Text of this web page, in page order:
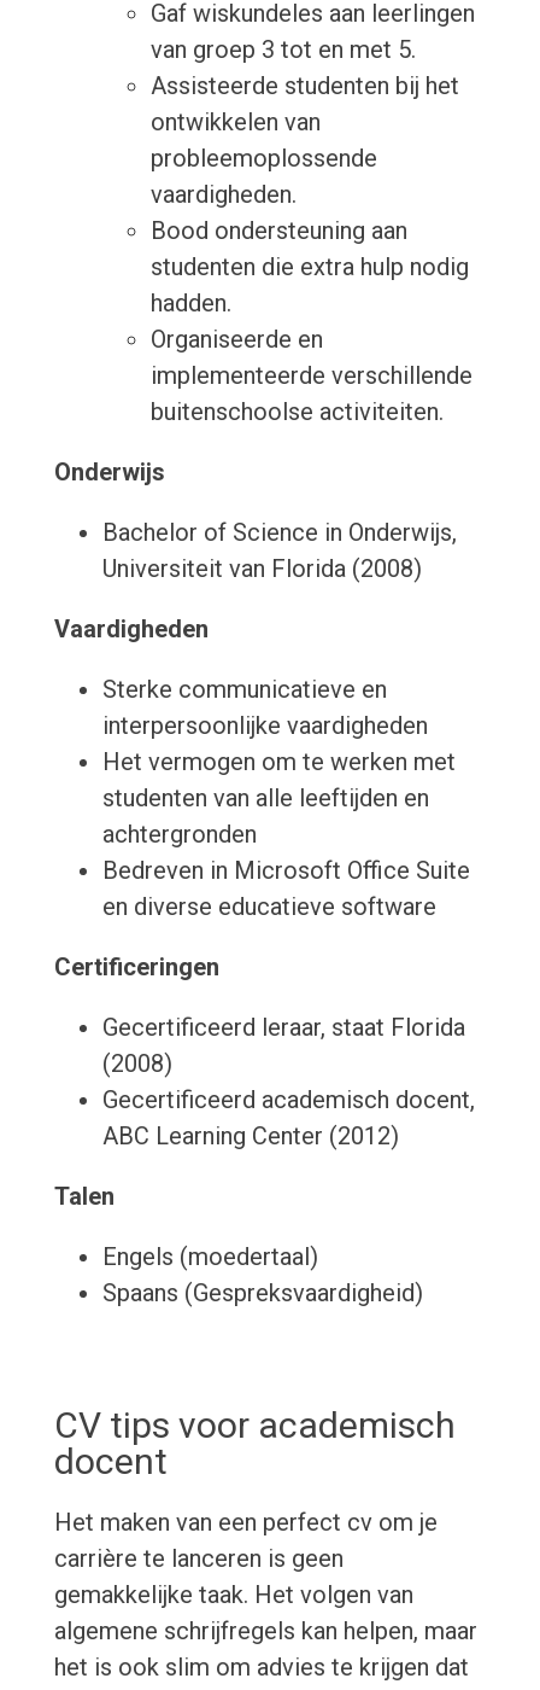
Gaf wiskundeles aan leerlingen
van groep 3 tot en met 5.
Assisteerde studenten bij het
ontwikkelen van
probleemoplossende
vaardigheden.
Bood ondersteuning aan
studenten die extra hulp nodig
hadden.
Organiseerde en
implementeerde verschillende
buitenschoolse activiteiten.
Onderwijs
Bachelor of Science in Onderwijs,
Universiteit van Florida (2008)
Vaardigheden
Sterke communicatieve en
interpersoonlijke vaardigheden
Het vermogen om te werken met
studenten van alle leeftijden en
achtergronden
Bedreven in Microsoft Office Suite
en diverse educatieve software
Certificeringen
Gecertificeerd leraar, staat Florida
(2008)
Gecertificeerd academisch docent,
ABC Learning Center (2012)
Talen
Engels (moedertaal)
Spaans (Gespreksvaardigheid)
CV tips voor academisch
docent
Het maken van een perfect cv om je
carrière te lanceren is geen
gemakkelijke taak. Het volgen van
algemene schrijfregels kan helpen, maar
het is ook slim om advies te krijgen dat